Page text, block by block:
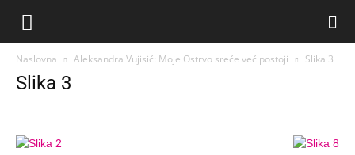
Naslovna Aleksandra Vujisić: Moje Ostrvo sreće već postoji Slika 3
Slika 3